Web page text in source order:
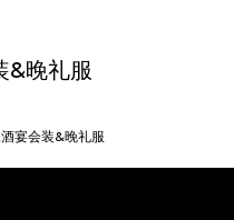
&晚礼服
宴会装&晚礼服